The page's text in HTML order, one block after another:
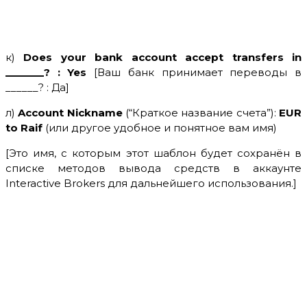
к) Does your bank account accept transfers in
_______? : Yes [Ваш банк принимает переводы в
______? : Да]
л)Account Nickname(“Краткое название счета”): EUR
to Raif (или другое удобное и понятное вам имя)
[Это имя, с которым этот шаблон будет сохранён в
списке методов вывода средств в аккаунте
Interactive Brokers для дальнейшего использования.]